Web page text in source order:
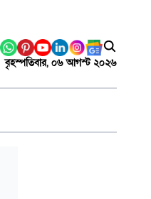
বৃহস্পতিবার, ০৬ আগস্ট ২০২৬